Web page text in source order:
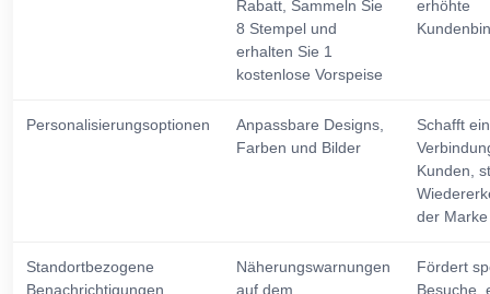
Rabatt, Sammeln Sie
8 Stempel und
erhalten Sie 1
kostenlose Vorspeise
erhöhte
Personalisierungsoptionen
Anpassbare Designs,
Farben und Bilder
Schafft
Kunden,
der Marke
Standortbezogene
Benachrichtigungen
Näherungswarnungen
auf dem
Fördert
Besuche,